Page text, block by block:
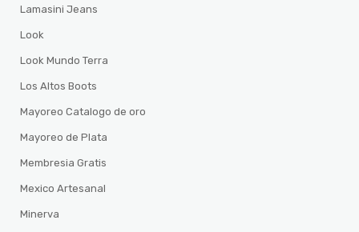
Lamasini Jeans
Look
Look Mundo Terra
Los Altos Boots
Mayoreo Catalogo de oro
Mayoreo de Plata
Membresia Gratis
Mexico Artesanal
Minerva